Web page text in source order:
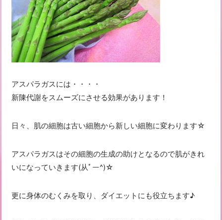
アスパラガスには・・・・
新陳代謝をスムーズにさせる効果があります！
日々、肌の細胞は古い細胞から新しい細胞に変わります☆
アスパラガスはその細胞の生成の助けとなるので肌がきれ
いになっていきます(从ﾟー^)☆
更に身体のむくみを取り、ダイエットにも役立ちます♪